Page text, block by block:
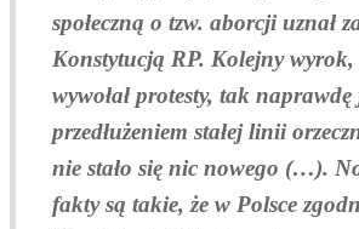
społeczną o tzw. aborcji uznał
Konstytucją RP. Kolejny
wywołał protesty, tak naprawdę
przedłużeniem stałej linii
nie stało się nic nowego (…).
fakty są takie, że w Polsce